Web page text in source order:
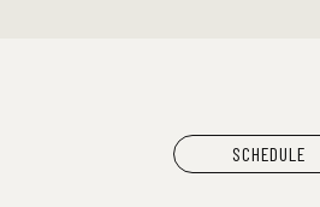
SCHEDULE